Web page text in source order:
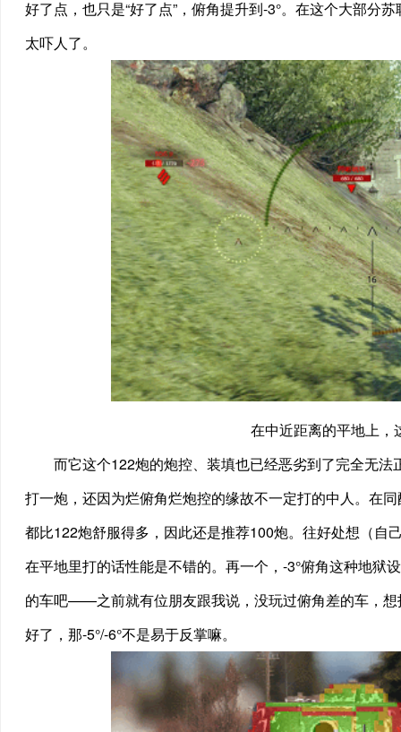
好了点，也只是“好了点”，俯角提升到-3°。在这个大部分
太吓人了。
在中近距离的平地上，
而它这个122炮的炮控、装填也已经恶劣到了完全无
打一炮，还因为烂俯角烂炮控的缘故不一定打的中人。在
都比122炮舒服得多，因此还是推荐100炮。往好处想（自
在平地里打的话性能是不错的。再一个，-3°俯角这种地狱
的车吧——之前就有位朋友跟我说，没玩过俯角差的车，
好了，那-5°/-6°不是易于反掌嘛。